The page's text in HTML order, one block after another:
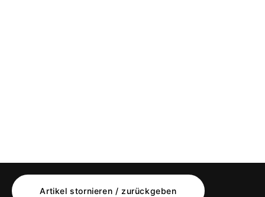
Artikel stornieren / zurückgeben